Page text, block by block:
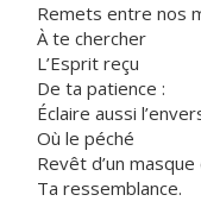
Remets entre nos
À te chercher
L’Esprit reçu
De ta patience :
Éclaire aussi
Où le péché
Revêt d’un
Ta ressemblance.